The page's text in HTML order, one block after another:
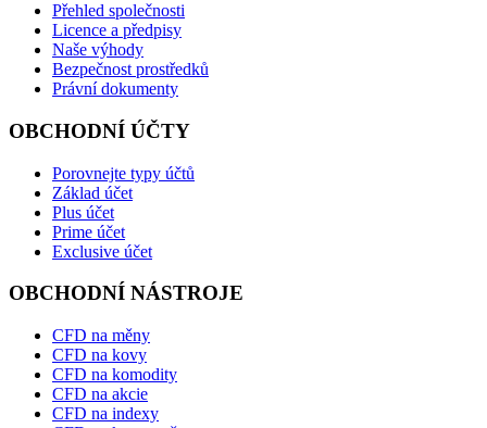
Přehled společnosti
Licence a předpisy
Naše výhody
Bezpečnost prostředků
Právní dokumenty
OBCHODNÍ ÚČTY
Porovnejte typy účtů
Základ účet
Plus účet
Prime účet
Exclusive účet
OBCHODNÍ NÁSTROJE
CFD na měny
CFD na kovy
CFD na komodity
CFD na akcie
CFD na indexy